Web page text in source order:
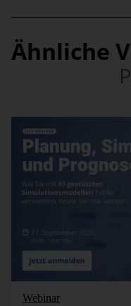
Ähnliche
Webinar